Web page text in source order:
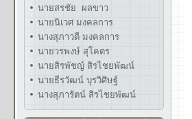
นายสรชัย ผลขาว
นายนิเวศ มงคลการ
นางสุภาวดี มงคลการ
นายวรพงษ์ สุโคตร
นายสิรพัชญ์ สิรไชยพัฒน์
นายธีรวัฒน์ บุรวิศิษฐ์
นางสุภารัตน์ สิรไชยพัฒน์